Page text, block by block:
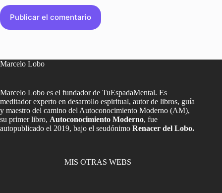
Publicar el comentario
Marcelo Lobo
Marcelo Lobo es el fundador de TuEspadaMental. Es
meditador experto en desarrollo espiritual, autor de libros, guía
y maestro del camino del Autoconocimiento Moderno (AM),
su primer libro, Autoconocimiento Moderno, fue
autopublicado el 2019, bajo el seudónimo Renacer del Lobo.
MIS OTRAS WEBS